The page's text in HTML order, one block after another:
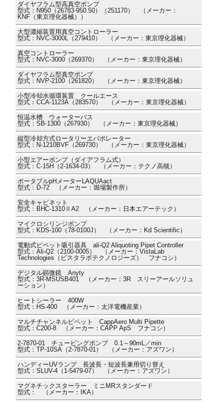
ダイヤフラム型高真空ポンプ
型式：N950（26783-950.50）（251170） （メーカー：
KNF（東京理化器械））
大型濃縮装置用真空コントローラー
型式：NVC-3000L（279410） （メーカー：東京理化器械）
真空コントローラー
型式：NVC-3000（269370） （メーカー：東京理化器械）
ダイヤフラム型真空ポンプ
型式：NVP-2100（261820） （メーカー：東京理化器械）
小型冷却水循環装置 クールエース
型式：CCA-1123A（283570） （メーカー：東京理化器械）
恒温水槽 ウォーターバス
型式：SB-1300（267930） （メーカー：東京理化器械）
縦型冷却方式ロータリーエバポレーター
型式：N-1210BVF（269730） （メーカー：東京理化器械）
小型エアーポンプ（ダイアフラム式）
型式：C-15H（2-1634-03） （メーカー：テクノ高槻）
ポータブルpHメーターLAQUAact
型式：D-72 （メーカー：堀場製作所）
安全キャビネット
型式：BHC-1310ⅡA2 （メーカー：日本エアーテック）
マイクロシリンジポンプ
型式：KDS-100（78-0100J） （メーカー：Kd Scientific）
電動式ピペット吸引器具 ali-Q2 Aliquoting Pipet Controller
型式：Ali-Q2（2100-0005） （メーカー：VistaLab
Technologies（ビスタラボテクノロジーズ） フナコシ）
デジタル顕微鏡 Anyty
型式：3R-MSUSB401 （メーカー：3R スリーアールソリュ
ーション）
ヒートシーラー 400W
型式：HS-400 （メーカー：太洋電機産業）
マルチチャンネルピペット CappAero Multi Pipette
型式：C200-8 （メーカー：CAPP ApS フナコシ）
2-7870-01 チュービングポンプ 0.1～90mL／min
型式：TP-10SA（2-7870-01） （メーカー：アズワン）
ハンディーUVランプ 長波長・短波長兼用切り替え
型式：SLUV-4（1-5479-07） （メーカー：アズワン）
マグネチックスターラー ミニMRスタンダード
型式： （メーカー：IKA）